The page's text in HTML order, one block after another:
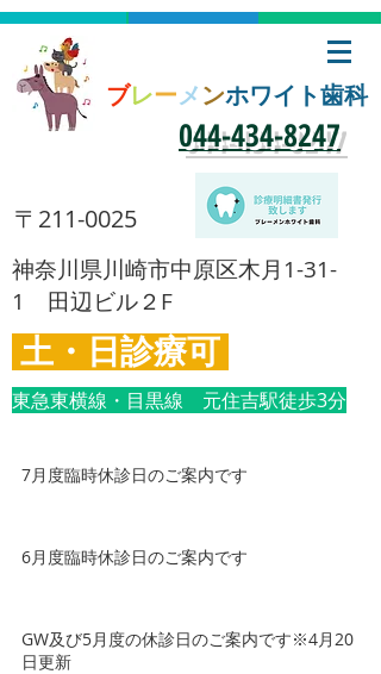
ブレー メ ンホワイト歯科
​044-434-8247
​〒211-0025
​神奈川県川崎市中原区木月1-31-
1 田辺ビル２F
土・日診療可
東急東横線・目黒線 元住吉駅徒歩3分
7月度臨時休診日のご案内です
6月度臨時休診日のご案内です
GW及び5月度の休診日のご案内です※4月20
日更新